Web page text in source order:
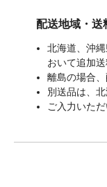
配送地域・送
北海道、沖
おいて追加
離島の場合
別送品は、
ご入力いた